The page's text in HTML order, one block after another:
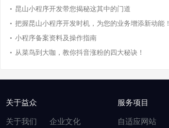
昆山小程序开发带您揭秘这其中的门道
把握昆山小程序开发时机，为您的业务增添新动能！
小程序备案资料及操作指南
从菜鸟到大咖，教你抖音涨粉的四大秘诀！
关于益众
关于我们 企业文化
服务项目
自适应网站